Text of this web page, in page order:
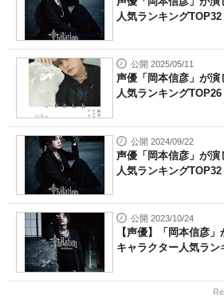
人気ランキング
公開 2025/05/11
声優「岡本信彦」が
人気ランキング
公開 2024/09/22
声優「岡本信彦」が
人気ランキング
公開 2023/10/24
【声優】「岡本信彦
キャラクター人気ラ